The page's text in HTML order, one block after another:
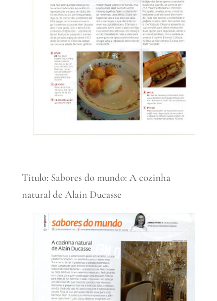
Titulo: Sabores do mundo: A cozinha
natural de Alain Ducasse